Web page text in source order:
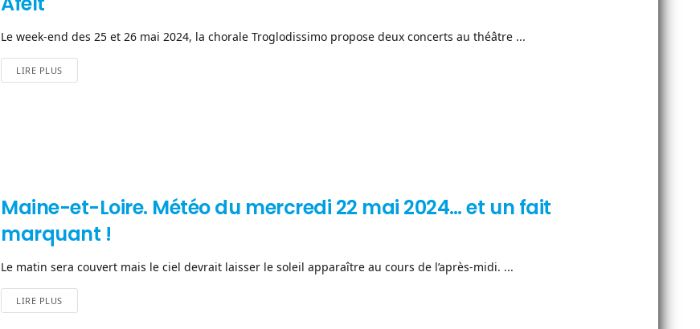
Le week-end des 25 et 26 mai 2024, la chorale Troglodissimo propose deux concerts au théâtre ...
LIRE PLUS
Maine-et-Loire. Météo du mercredi 22 mai 2024… et un fait
marquant !
Le matin sera couvert mais le ciel devrait laisser le soleil apparaître au cours de l’après-midi. ...
LIRE PLUS